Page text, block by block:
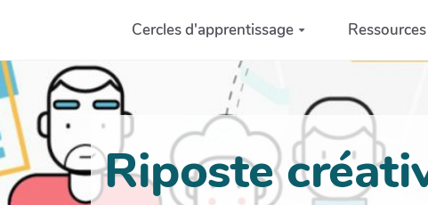
Aller au contenu principalCercles d'apprentissage Ressources
Riposte